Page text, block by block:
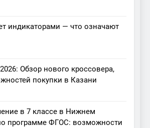
индикаторами — что означают
Обзор нового кроссовера,
покупки в Казани
в 7 классе в Нижнем
программе ФГОС: возможности